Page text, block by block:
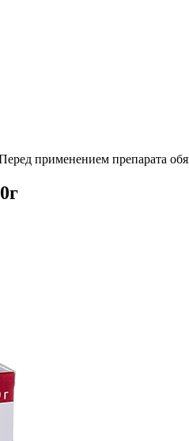
применением препарата